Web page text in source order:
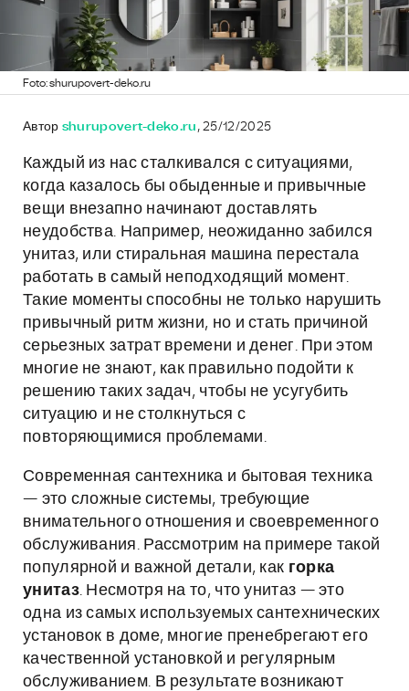
Foto: shurupovert-deko.ru
Автор shurupovert-deko.ru , 25/12/2025
Каждый из нас сталкивался с ситуациями,
когда казалось бы обыденные и привычные
вещи внезапно начинают доставлять
неудобства. Например, неожиданно забился
унитаз, или стиральная машина перестала
работать в самый неподходящий момент.
Такие моменты способны не только нарушить
привычный ритм жизни, но и стать причиной
серьезных затрат времени и денег. При этом
многие не знают, как правильно подойти к
решению таких задач, чтобы не усугубить
ситуацию и не столкнуться с
повторяющимися проблемами.
Современная сантехника и бытовая техника
— это сложные системы, требующие
внимательного отношения и своевременного
обслуживания. Рассмотрим на примере такой
популярной и важной детали, как горка
унитаз. Несмотря на то, что унитаз — это
одна из самых используемых сантехнических
установок в доме, многие пренебрегают его
качественной установкой и регулярным
обслуживанием. В результате возникают